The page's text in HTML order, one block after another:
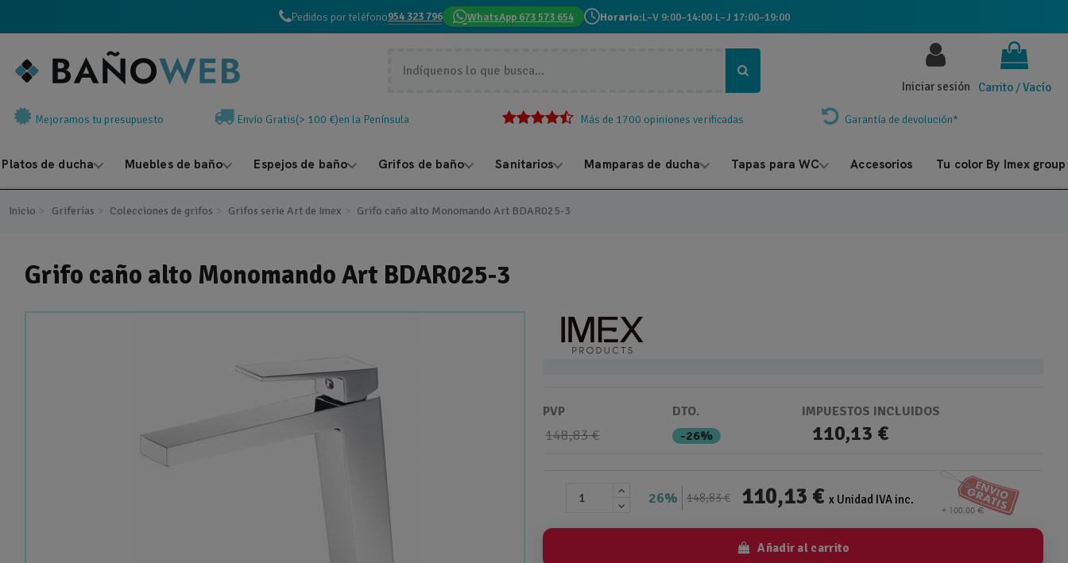
Pedidos por teléfono954 323 796 WhatsApp 673 573 654 Horario:L–V 9:00–14:00·L–J 17:00–19:00
Carrito /Vacío
Iniciar sesión
Mejoramos tu presupuesto Envío Gratis(> 100 €)en la Península Más de 1700 opiniones verificadas Garantía de devolución*
Platos de ducha Muebles de baño Espejos de baño Grifos de baño Sanitarios Mamparas de ducha Tapas para WC Accesorios Tu color By Imex group
Inicio Griferías Colecciones de grifos Grifos serie Art de Imex Grifo caño alto Monomando Art BDAR025-3
Grifo caño alto Monomando Art BDAR025-3
PVP
148,83 €
DTO.
-26%
IMPUESTOS INCLUIDOS
110,13 €
26% 148,83 € 110,13 € x Unidad IVA inc.
Añadir al carrito